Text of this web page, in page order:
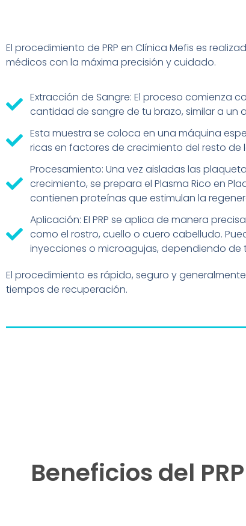
El procedimiento de PRP en Clínica Mefis es
médicos con la máxima precisión y cuidado.
Extracción de Sangre: El proceso comienza
cantidad de sangre de tu brazo, similar a un
Esta muestra se coloca en una máquina
ricas en factores de crecimiento del resto de
Procesamiento: Una vez aisladas las
crecimiento, se prepara el Plasma Rico en
contienen proteínas que estimulan la
Aplicación: El PRP se aplica de manera
como el rostro, cuello o cuero cabelludo.
inyecciones o microagujas, dependiendo de
El procedimiento es rápido, seguro y
tiempos de recuperación.
Beneficios del PRP